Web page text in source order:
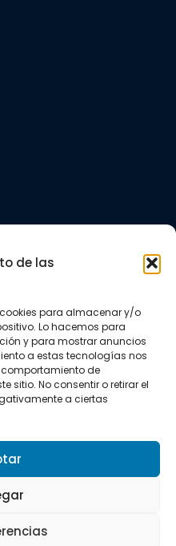
de las
para almacenar y/o
Lo hacemos para
y para mostrar anuncios
a estas tecnologías nos
de
sitio. No consentir o retirar el
a ciertas
de privacidad
VKS Sport.